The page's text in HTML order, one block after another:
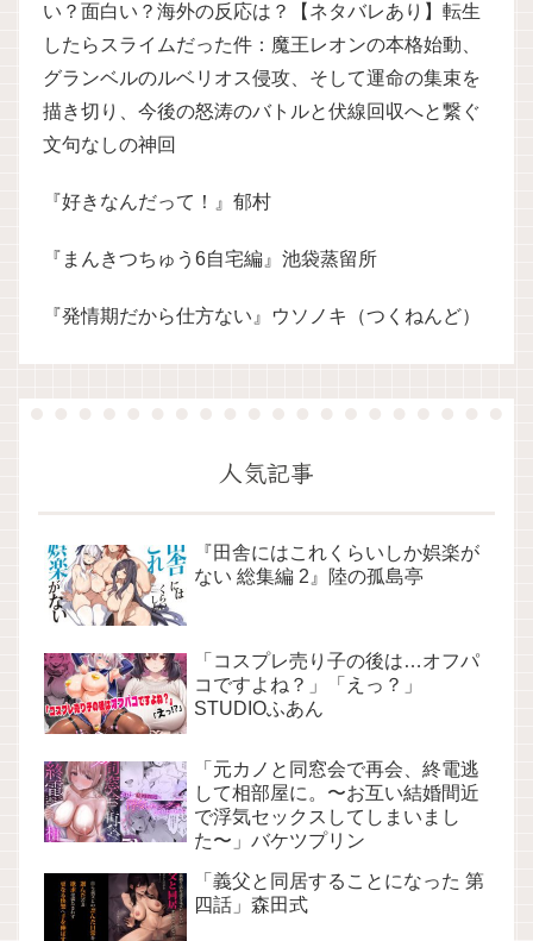
い？面白い？海外の反応は？【ネタバレあり】転生
したらスライムだった件：魔王レオンの本格始動、
グランベルのルベリオス侵攻、そして運命の集束を
描き切り、今後の怒涛のバトルと伏線回収へと繋ぐ
文句なしの神回
『好きなんだって！』郁村
『まんきつちゅう6自宅編』池袋蒸留所
『発情期だから仕方ない』ウソノキ（つくねんど）
人気記事
『田舎にはこれくらいしか娯楽が
ない 総集編 2』陸の孤島亭
「コスプレ売り子の後は…オフパ
コですよね？」「えっ？」
STUDIOふあん
「元カノと同窓会で再会、終電逃
して相部屋に。〜お互い結婚間近
で浮気セックスしてしまいまし
た〜」バケツプリン
「義父と同居することになった 第
四話」森田式